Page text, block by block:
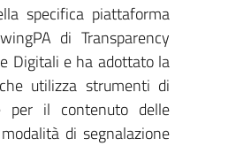
specifica piattaforma
di Transparency
Digitali e ha adottato la
utilizza strumenti di
per il contenuto delle
di segnalazione